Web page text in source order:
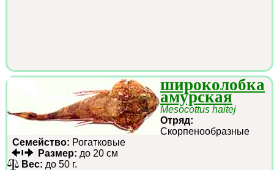
широколобка
амурская
Mesocottus haitej
Отряд:
Скорпенообразные
Семейство: Рогатковые
Размер: до 20 см
Вес: до 50 г.